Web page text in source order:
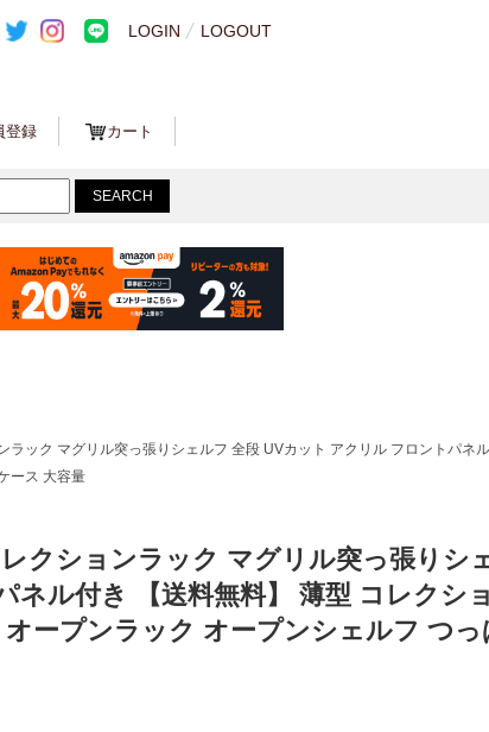
LOGIN LOGOUT
登録 カート
ラック マグリル突っ張りシェルフ 全段 UVカット アクリル フロントパネ
ース 大容量
クションラック マグリル突っ張りシ
ネル付き 【送料無料】 薄型 コレクシ
ープンラック オープンシェルフ つっ